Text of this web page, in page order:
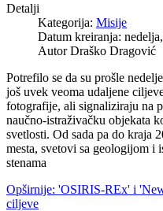
Detalji
Kategorija: Misije
Datum kreiranja:
AutorDraško Dragović
Potrefilo se da su prošle
još uvek veoma udaljene
fotografije, ali signaliziraju na
naučno-istraživačku objekata
svetlosti. Od sada pa do kraja
mesta, svetovi sa geologijom i
stenama
Opširnije: 'OSIRIS-REx' i
ciljeve